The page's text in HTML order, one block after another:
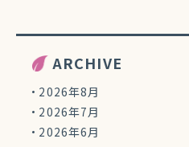
ARCHIVE
2026年8月
2026年7月
2026年6月